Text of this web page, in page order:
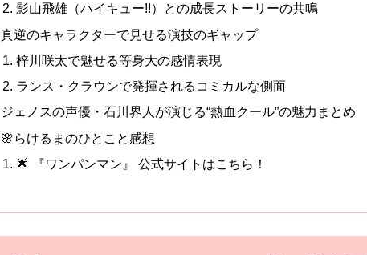
影山飛雄（ハイキュー!!）との成長ストーリーの共鳴
真逆のキャラクターで見せる演技のギャップ
梓川咲太で魅せる等身大の感情表現
ランス・クラウンで発揮されるコミカルな側面
ジェノスの声優・石川界人が演じる“熱血クール”の魅力まとめ
🌸らけるまのひとこと感想
🌟 『ワンパンマン』 公式サイトはこちら！